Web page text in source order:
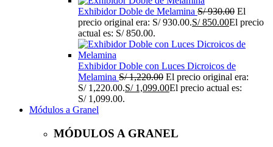
Exhibidor Doble de Melamina S/930.00 El
precio original era: S/ 930.00.S/850.00El precio
actual es: S/ 850.00.
Exhibidor Doble con Luces Dicroicos de
Melamina S/1,220.00 El precio original era:
S/ 1,220.00.S/1,099.00El precio actual es:
S/ 1,099.00.
Módulos a Granel
MÓDULOS A GRANEL